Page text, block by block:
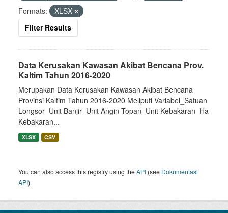
Formats:
XLSX
Filter Results
Data Kerusakan Kawasan Akibat Bencana Prov.
Kaltim Tahun 2016-2020
Merupakan Data Kerusakan Kawasan Akibat Bencana
Provinsi Kaltim Tahun 2016-2020 Meliputi Variabel_Satuan
Longsor_Unit Banjir_Unit Angin Topan_Unit Kebakaran_Ha
Kebakaran...
XLSX CSV
You can also access this registry using theAPI (see Dokumentasi
API).